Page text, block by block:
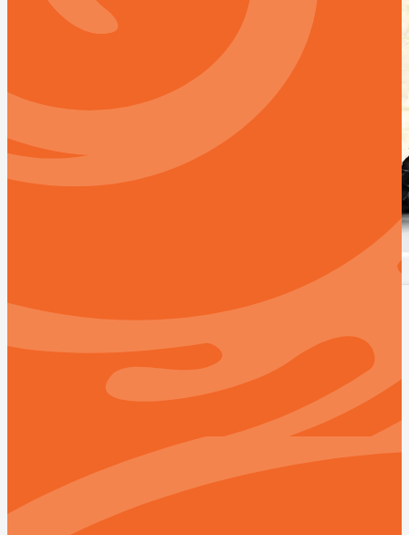
Wybór Menu Paczka
Zakres od 1500 do 2000 kcal
Opis: